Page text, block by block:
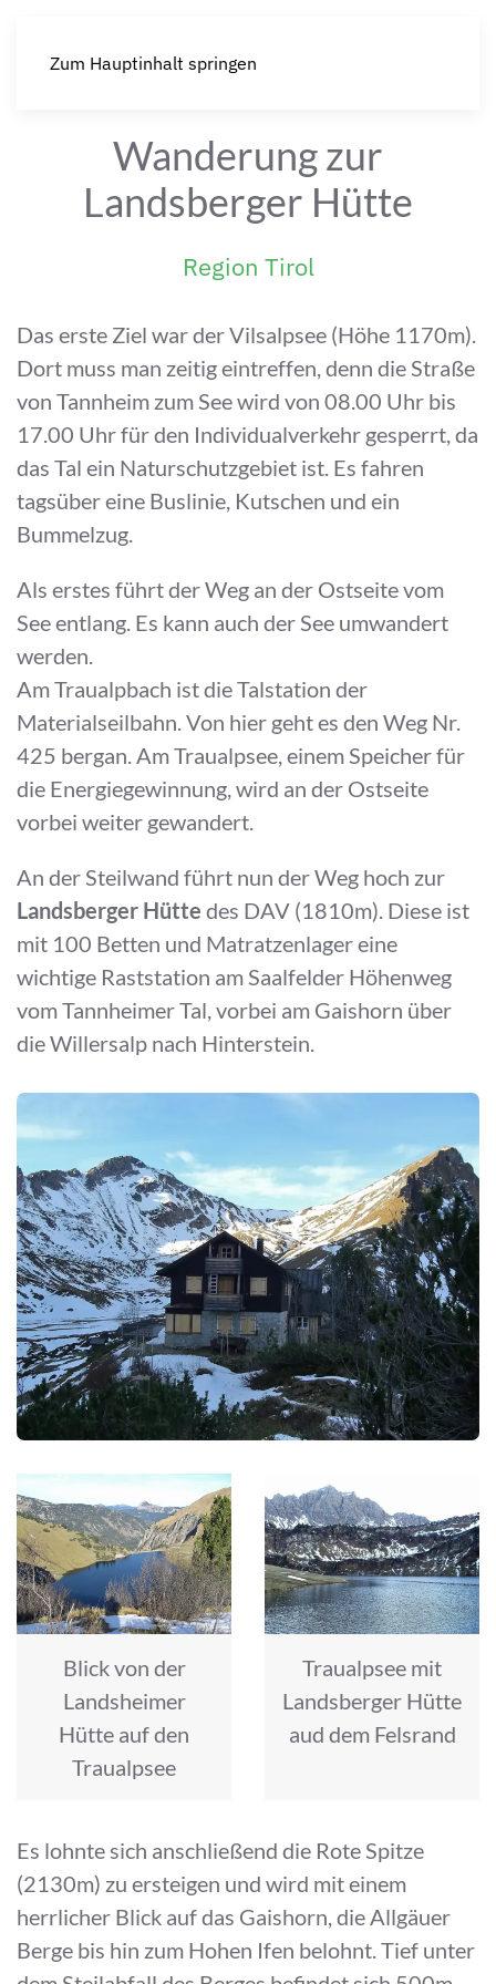
Zum Hauptinhalt springen
Wanderung zur
Landsberger Hütte
Region Tirol
Das erste Ziel war der Vilsalpsee (Höhe 1170m).
Dort muss man zeitig eintreffen, denn die Straße
von Tannheim zum See wird von 08.00 Uhr bis
17.00 Uhr für den Individualverkehr gesperrt, da
das Tal ein Naturschutzgebiet ist. Es fahren
tagsüber eine Buslinie, Kutschen und ein
Bummelzug.
Als erstes führt der Weg an der Ostseite vom
See entlang. Es kann auch der See umwandert
werden.
Am Traualpbach ist die Talstation der
Materialseilbahn. Von hier geht es den Weg Nr.
425 bergan. Am Traualpsee, einem Speicher für
die Energiegewinnung, wird an der Ostseite
vorbei weiter gewandert.
An der Steilwand führt nun der Weg hoch zur
Landsberger Hütte des DAV (1810m). Diese ist
mit 100 Betten und Matratzenlager eine
wichtige Raststation am Saalfelder Höhenweg
vom Tannheimer Tal, vorbei am Gaishorn über
die Willersalp nach Hinterstein.
Blick von der
Landsheimer
Hütte auf den
Traualpsee
Traualpsee mit
Landsberger Hütte
aud dem Felsrand
Es lohnte sich anschließend die Rote Spitze
(2130m) zu ersteigen und wird mit einem
herrlicher Blick auf das Gaishorn, die Allgäuer
Berge bis hin zum Hohen Ifen belohnt. Tief unter